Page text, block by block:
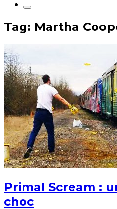
Tag: Martha
Primal Scream :
choc